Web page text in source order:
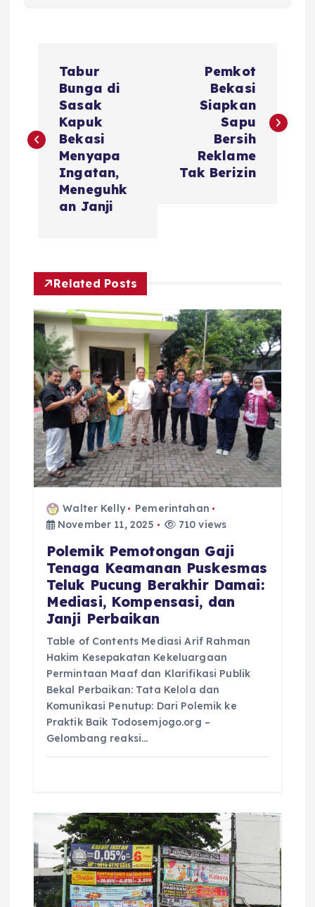
s
v
g
a
t
o
Tabur
Bunga di
Sasak
Kapuk
Bekasi
Menyapa
Ingatan,
Meneguhk
an Janji
Pemkot
Bekasi
Siapkan
Sapu
Bersih
Reklame
Tak Berizin
Related Posts
Walter Kelly
Pemerintahan
November 11, 2025
710 views
Polemik Pemotongan Gaji
Tenaga Keamanan Puskesmas
Teluk Pucung Berakhir Damai:
Mediasi, Kompensasi, dan
Janji Perbaikan
Table of Contents Mediasi Arif Rahman
Hakim Kesepakatan Kekeluargaan
Permintaan Maaf dan Klarifikasi Publik
Bekal Perbaikan: Tata Kelola dan
Komunikasi Penutup: Dari Polemik ke
Praktik Baik Todosemjogo.org –
Gelombang reaksi…